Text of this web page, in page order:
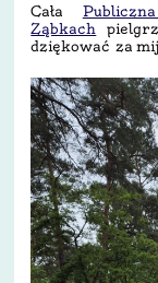
Cała
Ząbkach
dziękować za